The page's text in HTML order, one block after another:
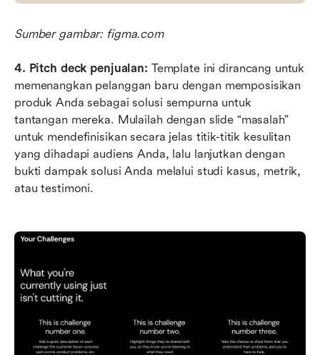
Sumber gambar: figma.com
4. Pitch deck penjualan: Template ini dirancang untuk
memenangkan pelanggan baru dengan memposisikan
produk Anda sebagai solusi sempurna untuk
tantangan mereka. Mulailah dengan slide “masalah”
untuk mendefinisikan secara jelas titik-titik kesulitan
yang dihadapi audiens Anda, lalu lanjutkan dengan
bukti dampak solusi Anda melalui studi kasus, metrik,
atau testimoni.